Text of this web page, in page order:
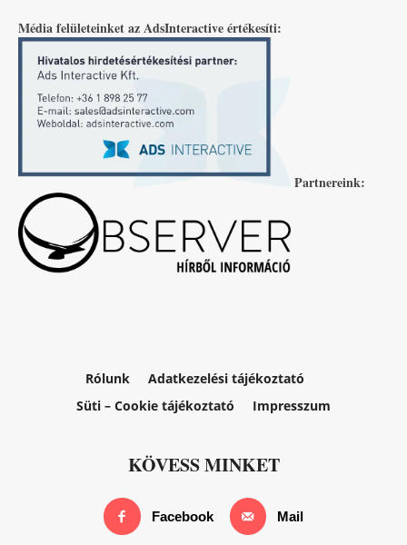
Média felületeinket az AdsInteractive értékesíti:
Partnereink:
Rólunk
Adatkezelési tájékoztató
Süti – Cookie tájékoztató
Impresszum
KÖVESS MINKET
Facebook Mail